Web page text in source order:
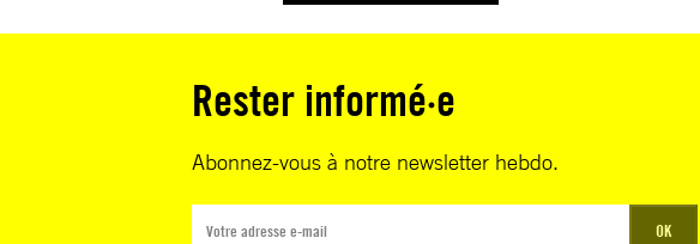
Rester informé·e
Abonnez-vous à notre newsletter hebdo.
OK